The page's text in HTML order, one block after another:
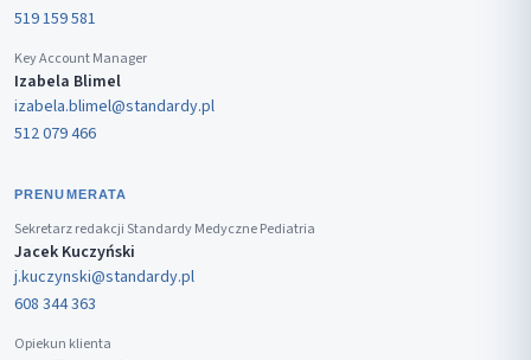
519 159 581
Key Account Manager
Izabela Blimel
izabela.blimel@standardy.pl
512 079 466
PRENUMERATA
Sekretarz redakcji Standardy Medyczne Pediatria
Jacek Kuczyński
j.kuczynski@standardy.pl
608 344 363
Opiekun klienta